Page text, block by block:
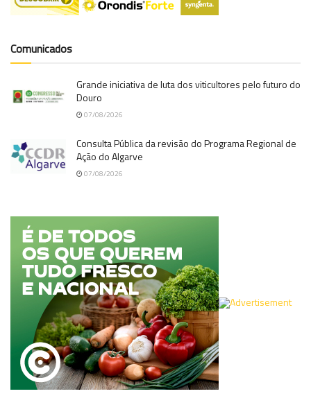
Comunicados
Grande iniciativa de luta dos viticultores pelo futuro do
Douro
07/08/2026
Consulta Pública da revisão do Programa Regional de
Ação do Algarve
07/08/2026